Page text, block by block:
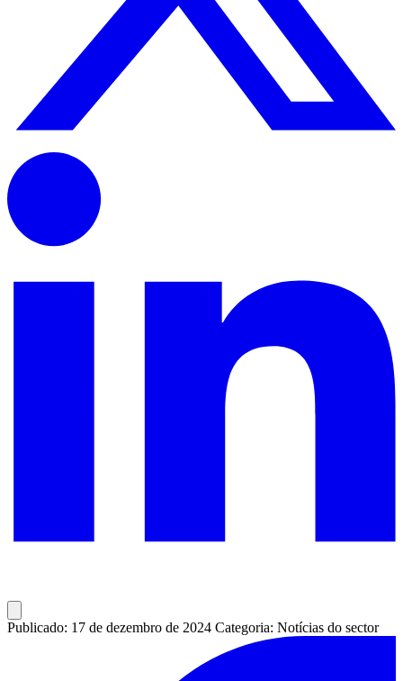
Publicado: 17 de dezembro de 2024 Categoria: Notícias do sector